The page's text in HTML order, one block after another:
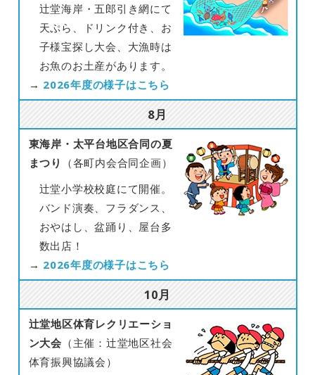
辻堂海岸・五郎引き網にて
天ぷら、ドリンク付き、お
子様宝探し大会、大漁時は
お魚のお土産があります。
→ 2026年度の様子はこちら
8月
東海岸・太平台地区合同の夏
まつり
（各町内会合同企画）
辻堂小学校校庭にて開催。
バンド演奏、フラダンス、
おやはし、盆踊り、屋台多
数出店！
→ 2026年度の様子はこちら
10月
辻堂地区体育レクリエーショ
ン大会 （主催：辻堂地区社会
体育振興協議会）